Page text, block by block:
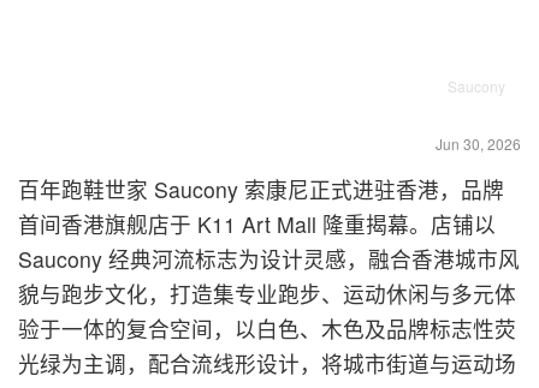
Saucony
Jun 30, 2026
百年跑鞋世家 Saucony 索康尼正式进驻香港，品牌
首间香港旗舰店于 K11 Art Mall 隆重揭幕。店铺以
Saucony 经典河流标志为设计灵感，融合香港城市风
貌与跑步文化，打造集专业跑步、运动休闲与多元体
验于一体的复合空间，以白色、木色及品牌标志性荧
光绿为主调，配合流线形设计，将城市街道与运动场